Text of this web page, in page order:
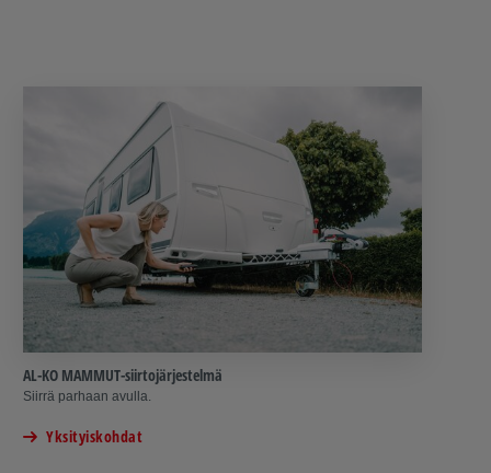
AL-KO MAMMUT-siirtojärjestelmä
Siirrä parhaan avulla.
Yksityiskohdat